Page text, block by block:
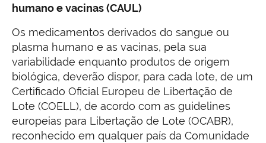
humano e vacinas (CAUL)
Os medicamentos derivados do sangue ou
plasma humano e as vacinas, pela sua
variabilidade enquanto produtos de origem
biológica, deverão dispor, para cada lote, de um
Certificado Oficial Europeu de Libertação de
Lote (COELL), de acordo com as guidelines
europeias para Libertação de Lote (OCABR),
reconhecido em qualquer país da Comunidade